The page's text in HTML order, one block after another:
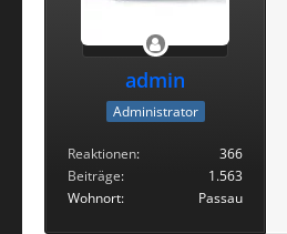
admin
Administrator
Reaktionen
366
Beiträge
1.563
Wohnort
Passau